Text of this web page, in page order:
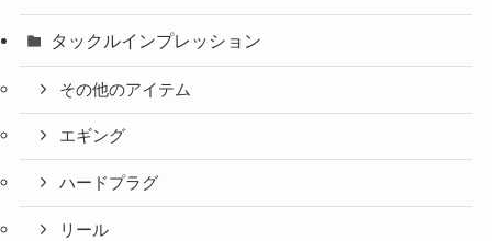
タックルインプレッション
その他のアイテム
エギング
ハードプラグ
リール